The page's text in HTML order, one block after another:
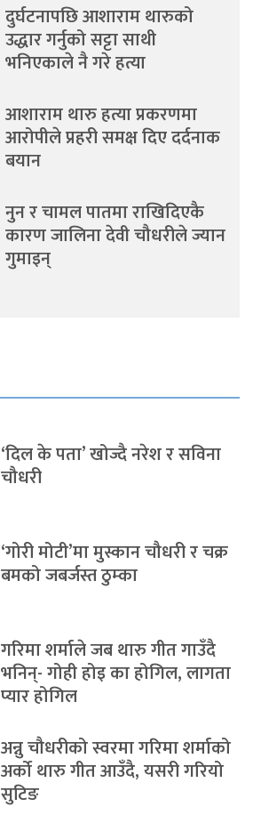
दुर्घटनापछि आशाराम थारुको
उद्धार गर्नुको सट्टा साथी
भनिएकाले नै गरे हत्या
आशाराम थारु हत्या प्रकरणमा
आरोपीले प्रहरी समक्ष दिए दर्दनाक
बयान
नुन र चामल पातमा राखिदिएकै
कारण जालिना देवी चौधरीले ज्यान
गुमाइन्
‘दिल के पता’ खोज्दै नरेश र सविना
चौधरी
‘गोरी मोटी’मा मुस्कान चौधरी र चक्र
बमको जबर्जस्त ठुम्का
गरिमा शर्माले जब थारु गीत गाउँदै
भनिन्- गोही होइ का होगिल, लागता
प्यार होगिल
अन्नु चौधरीको स्वरमा गरिमा शर्माको
अर्को थारु गीत आउँदै, यसरी गरियो
सुटिङ